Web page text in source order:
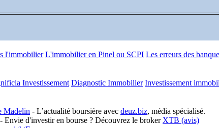
l'immobilier L'immobilier en Pinel ou SCPI Les erreurs des
Investissement Diagnostic Immobilier Investissement
Madelin - L’actualité boursière avec deuz.biz, média spécialisé.
- Envie d'investir en bourse ? Découvrez le broker XTB (avis)